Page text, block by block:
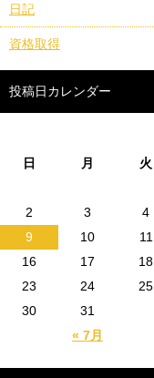
日記
資格取得
投稿日カレンダー
日
月 火
« 7月
2
3 4
9
10 11
16
17 18
23
24 25
30
31